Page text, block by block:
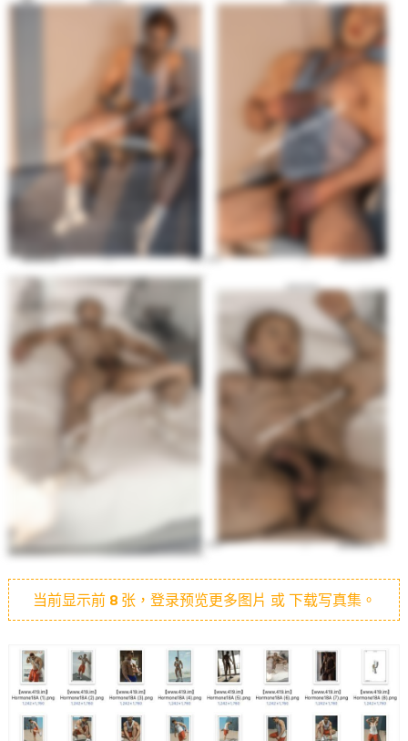
当前显示前 8张，登录预览更多图片 或 下载写真集。